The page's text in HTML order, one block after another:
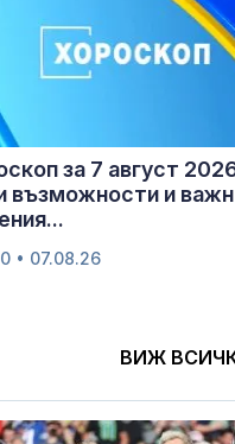
за 7 август
възможности и
• 07.08.26
ВИЖ